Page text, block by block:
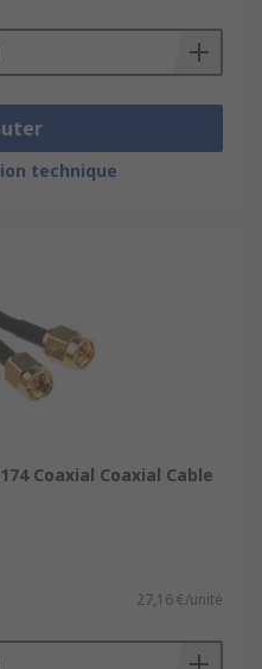
technique
Coaxial Coaxial Cable
27,16 €/unité